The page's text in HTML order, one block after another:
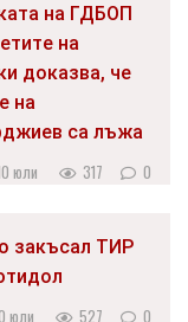
на ГДБОП
на
доказва, че
на
са лъжа
юли 317 0
закъсал ТИР
юли 527 0